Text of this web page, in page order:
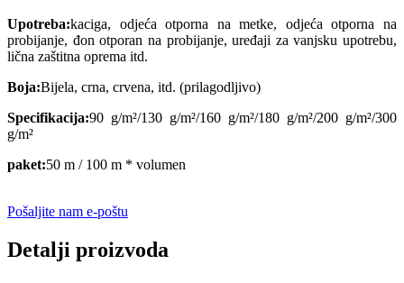
Upotreba:kaciga, odjeća otporna na metke, odjeća otporna na
probijanje, đon otporan na probijanje, uređaji za vanjsku upotrebu,
lična zaštitna oprema itd.
Boja:Bijela, crna, crvena, itd. (prilagodljivo)
Specifikacija:90 g/m²/130 g/m²/160 g/m²/180 g/m²/200 g/m²/300
g/m²
paket:50 m / 100 m * volumen
Pošaljite nam e-poštu
Detalji proizvoda